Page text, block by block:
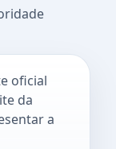
oficial
da
a